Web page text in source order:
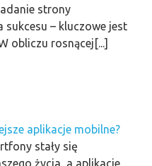
strony
– kluczowe jest
obliczu rosnącej[...]
aplikacje mobilne?
stały się